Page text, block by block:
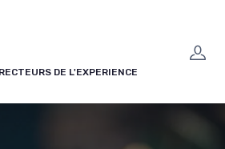
DE L'EXPERIENCE
cookies